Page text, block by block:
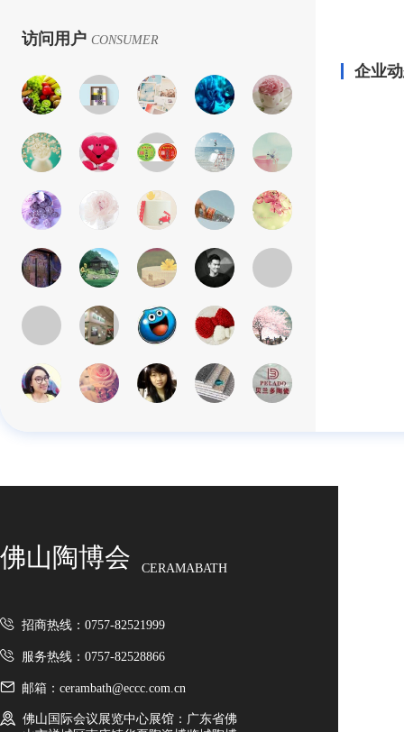
访问用户 CONSUMER
企业
佛山陶博会 CERAMABATH
招商热线：0757-82521999
服务热线：0757-82528866
邮箱：cerambath@eccc.com.cn
佛山国际会议展览中心展馆：广东省佛